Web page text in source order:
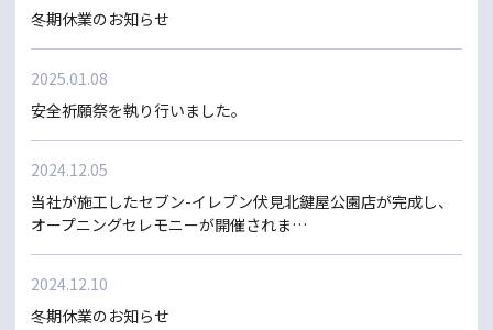
冬期休業のお知らせ
2025.01.08
安全祈願祭を執り行いました。
2024.12.05
当社が施工したセブン-イレブン伏見北鍵屋公園店が完成し、
オープニングセレモニーが開催されま…
2024.12.10
冬期休業のお知らせ